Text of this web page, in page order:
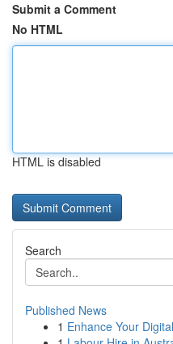
Submit a Comment
No HTML
HTML is disabled
Search
Published News
1 Enhance Your